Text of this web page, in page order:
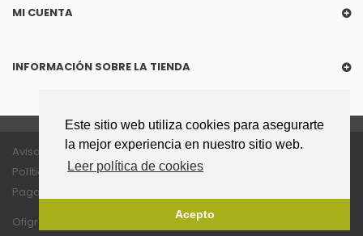
Este sitio web utiliza cookies para asegurarte
la mejor experiencia en nuestro sitio web.
Leer política de cookies
Acepto
MI CUENTA
INFORMACIÓN SOBRE LA TIENDA
Aviso legal
Política de privacidad
Política de cookies
Política enlaces
Pago seguro
Ofigrao © 2018
- Todos los derechos reservados.